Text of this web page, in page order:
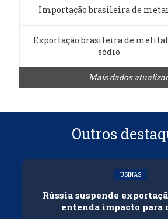
Importação brasileira de
Exportação brasileira de
sódio
Mais dados
Outros
USINAS
Rússia suspende
entenda impacto para